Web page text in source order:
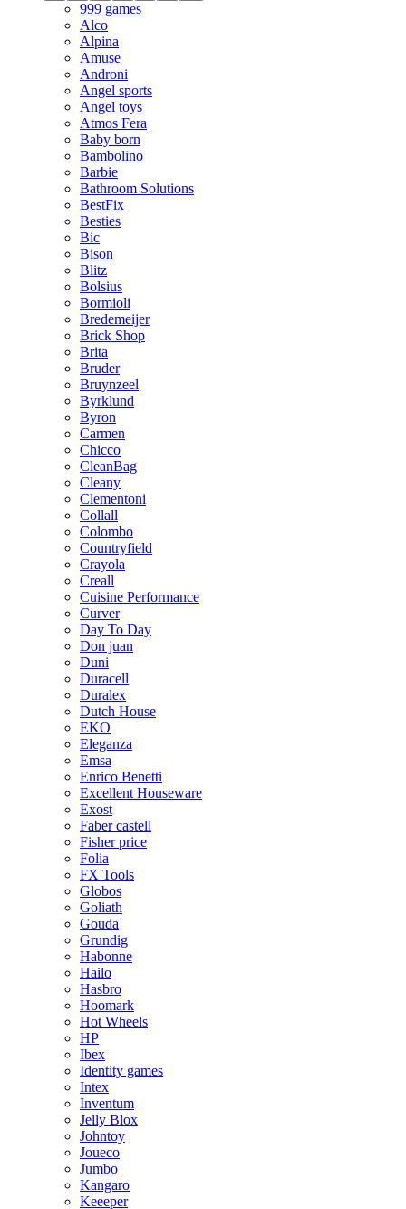
999 games
Alco
Alpina
Amuse
Androni
Angel sports
Angel toys
Atmos Fera
Baby born
Bambolino
Barbie
Bathroom Solutions
BestFix
Besties
Bic
Bison
Blitz
Bolsius
Bormioli
Bredemeijer
Brick Shop
Brita
Bruder
Bruynzeel
Byrklund
Byron
Carmen
Chicco
CleanBag
Cleany
Clementoni
Collall
Colombo
Countryfield
Crayola
Creall
Cuisine Performance
Curver
Day To Day
Don juan
Duni
Duracell
Duralex
Dutch House
EKO
Eleganza
Emsa
Enrico Benetti
Excellent Houseware
Exost
Faber castell
Fisher price
Folia
FX Tools
Globos
Goliath
Gouda
Grundig
Habonne
Hailo
Hasbro
Hoomark
Hot Wheels
HP
Ibex
Identity games
Intex
Inventum
Jelly Blox
Johntoy
Joueco
Jumbo
Kangaro
Keeeper